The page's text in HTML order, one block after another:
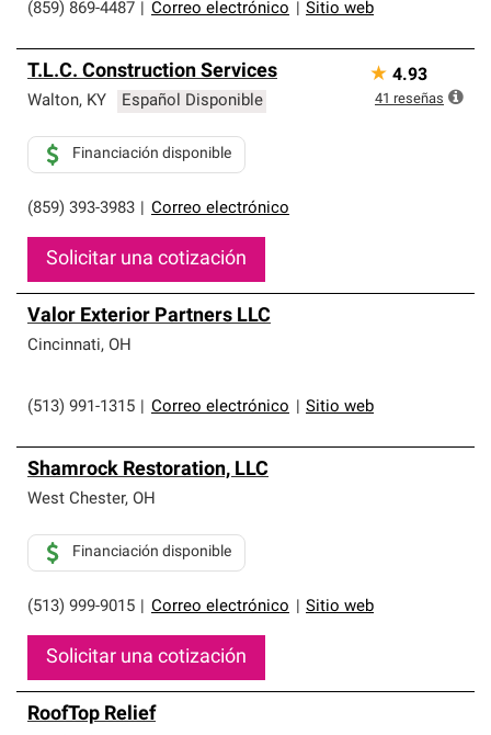
(859) 869-4487 Correo electrónico Sitio web
T.L.C. Construction Services
Walton, KY Español Disponible
(859) 393-3983 Correo electrónico
Financiación disponible
Solicitar una cotización
★ 4.93
41 reseñas
Valor Exterior Partners LLC
Cincinnati, OH
(513) 991-1315 Correo electrónico Sitio web
Shamrock Restoration, LLC
West Chester, OH
(513) 999-9015 Correo electrónico Sitio web
Financiación disponible
Solicitar una cotización
RoofTop Relief